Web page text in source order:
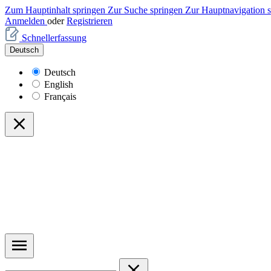
Zum Hauptinhalt springen Zur Suche springen Zur Hauptnavigation
Anmelden oder Registrieren
Schnellerfassung
Deutsch
Deutsch
English
Français